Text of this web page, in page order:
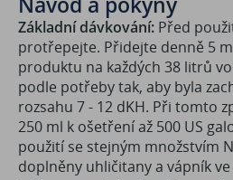
Základní dávkování: Před
protřepejte. Přidejte denně 5
produktu na každých 38 litrů
podle potřeby tak, aby byla
rozsahu 7 - 12 dKH. Při tomto
250 ml k ošetření až 500 US
použití se stejným množstvím
doplněny uhličitany a vápník